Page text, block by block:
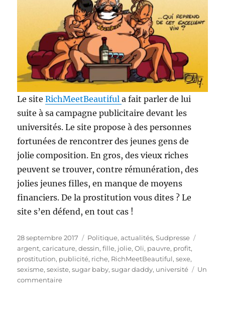
Le siteRichMeetBeautifula fait parler de lui
suite à sa campagne publicitaire devant les
universités. Le site propose à des personnes
fortunées de rencontrer des jeunes gens de
jolie composition. En gros, des vieux riches
peuvent se trouver, contre rémunération, des
jolies jeunes filles, en manque de moyens
financiers. De la prostitution vous dites ? Le
site s’en défend, en tout cas !
Publié
le
28 septembre 2017 Catégories
Politique, actualités,Sudpresse
argent,caricature,dessin,fille, jolie,Oli, pauvre, profit,
prostitution, publicité, riche, RichMeetBeautiful,sexe,
sexisme,sexiste,sugar baby,sugar daddy, université
Un
commentairesur